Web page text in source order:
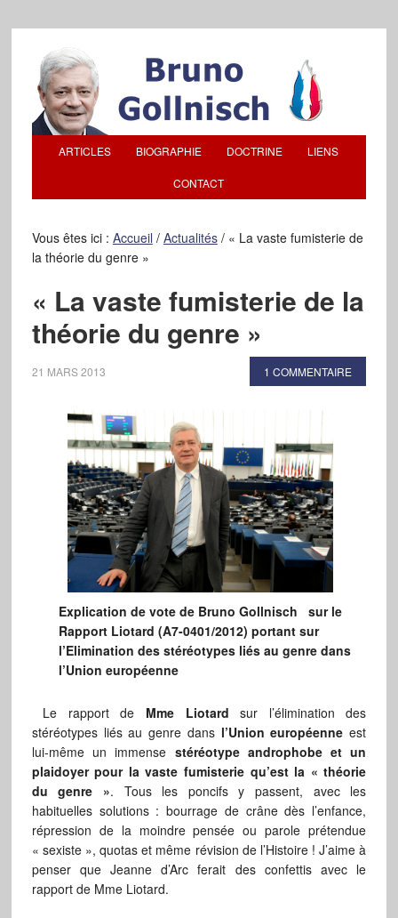
ARTICLES BIOGRAPHIE DOCTRINE LIENS
CONTACT
Vous êtes ici : Accueil / Actualités /« La vaste fumisterie de
la théorie du genre »
« La vaste fumisterie de la
théorie du genre »
21 MARS 2013 1 COMMENTAIRE
Explication de vote de Bruno Gollnisch sur le
Rapport Liotard (A7-0401/2012) portant sur
l’Elimination des stéréotypes liés au genre dans
l’Union européenne
Le rapport de Mme Liotard sur l’élimination des
stéréotypes liés au genre dans l’Union européenne est
lui-même un immense stéréotype androphobe et un
plaidoyer pour la vaste fumisterie qu’est la « théorie
du genre ». Tous les poncifs y passent, avec les
habituelles solutions : bourrage de crâne dès l’enfance,
répression de la moindre pensée ou parole prétendue
« sexiste », quotas et même révision de l’Histoire ! J’aime à
penser que Jeanne d’Arc ferait des confettis avec le
rapport de Mme Liotard.